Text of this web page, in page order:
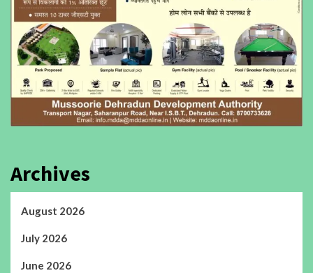
Archives
August 2026
July 2026
June 2026